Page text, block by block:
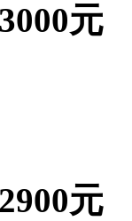
元
元